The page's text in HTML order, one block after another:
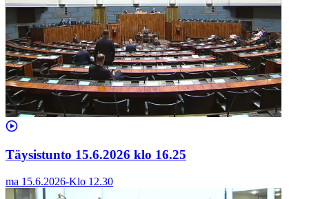
Täysistunto 15.6.2026 klo 16.25
ma 15.6.2026-Klo 12.30